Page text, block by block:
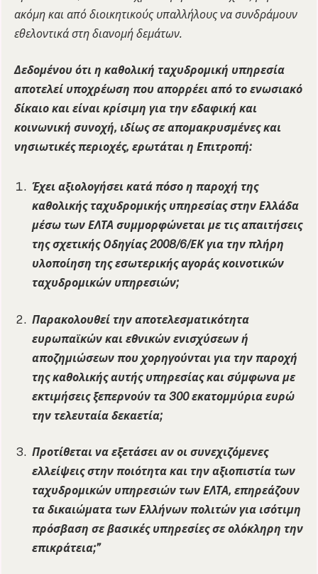
ακόμη και από διοικητικούς υπαλλήλους να συνδράμουν
εθελοντικά στη διανομή δεμάτων.
Δεδομένου ότι η καθολική ταχυδρομική υπηρεσία
αποτελεί υποχρέωση που απορρέει από το ενωσιακό
δίκαιο και είναι κρίσιμη για την εδαφική και
κοινωνική συνοχή, ιδίως σε απομακρυσμένες και
νησιωτικές περιοχές, ερωτάται η Επιτροπή:
Έχει αξιολογήσει κατά πόσο η παροχή της
καθολικής ταχυδρομικής υπηρεσίας στην Ελλάδα
μέσω των ΕΛΤΑ συμμορφώνεται με τις απαιτήσεις
της σχετικής Οδηγίας 2008/6/ΕΚ για την πλήρη
υλοποίηση της εσωτερικής αγοράς κοινοτικών
ταχυδρομικών υπηρεσιών;
Παρακολουθεί την αποτελεσματικότητα
ευρωπαϊκών και εθνικών ενισχύσεων ή
αποζημιώσεων που χορηγούνται για την παροχή
της καθολικής αυτής υπηρεσίας και σύμφωνα με
εκτιμήσεις ξεπερνούν τα 300 εκατομμύρια ευρώ
την τελευταία δεκαετία;
Προτίθεται να εξετάσει αν οι συνεχιζόμενες
ελλείψεις στην ποιότητα και την αξιοπιστία των
ταχυδρομικών υπηρεσιών των ΕΛΤΑ, επηρεάζουν
τα δικαιώματα των Ελλήνων πολιτών για ισότιμη
πρόσβαση σε βασικές υπηρεσίες σε ολόκληρη την
επικράτεια;”